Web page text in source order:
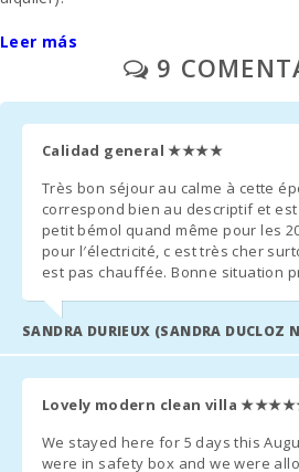
aeropuerto
Ducha de
piscina:
privada con
terraza para
tomar el sol:
Cocina :
Salon -
comedor:
cabina ducha :
Cuna de bebe:
- Pago extra de luz - 18€ por dia.
.- Aparcamiento al aire libre/ garage: /
- A solicitud previa: una cuna y una
forma gratuita.
- Segunda unidad de cuna - 20 € por
- En las habitaciones donde se puede
siempre que esté disponible, el precio
(sólo si así se acordó en el momento
- Comisión por gestión son 6,3%.
Leer más
9
Calidad general★★★★
Très bon séjour au calme à cette
correspond bien au descriptif et
petit bémol quand même pour les
pour l′électricité, c est très cher
est pas chauffée. Bonne situation
SANDRA DURIEUX (SANDRA DUCLOZ
Lovely modern clean villa
We stayed here for 5 days this
were in safety box and we were